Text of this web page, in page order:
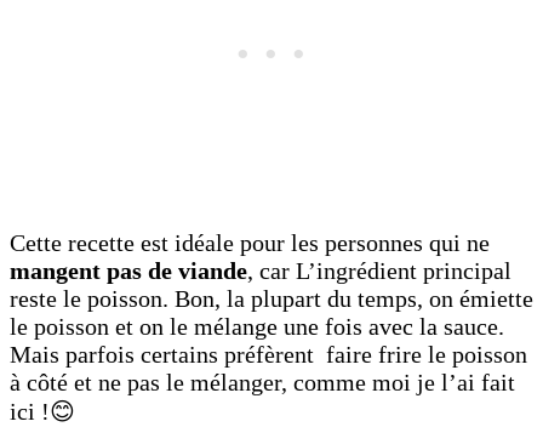
Cette recette est idéale pour les personnes qui ne
mangent pas de viande, car L’ingrédient principal
reste le poisson. Bon, la plupart du temps, on émiette
le poisson et on le mélange une fois avec la sauce.
Mais parfois certains préfèrent faire frire le poisson
à côté et ne pas le mélanger, comme moi je l’ai fait
ici !😊